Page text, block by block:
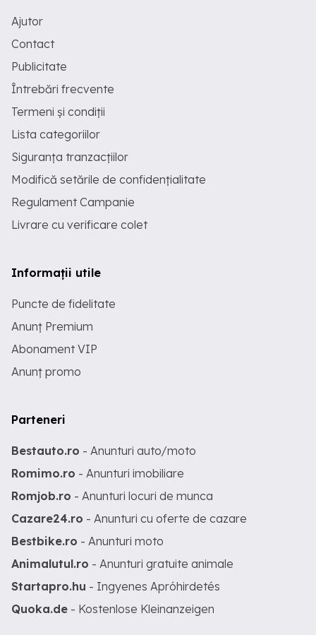
Ajutor
Contact
Publicitate
Întrebări frecvente
Termeni și condiții
Lista categoriilor
Siguranța tranzacțiilor
Modifică setările de confidențialitate
Regulament Campanie
Livrare cu verificare colet
Informații utile
Puncte de fidelitate
Anunț Premium
Abonament VIP
Anunț promo
Parteneri
Bestauto.ro - Anunturi auto/moto
Romimo.ro - Anunturi imobiliare
Romjob.ro - Anunturi locuri de munca
Cazare24.ro - Anunturi cu oferte de cazare
Bestbike.ro - Anunturi moto
Animalutul.ro - Anunturi gratuite animale
Startapro.hu - Ingyenes Apróhirdetés
Quoka.de - Kostenlose Kleinanzeigen